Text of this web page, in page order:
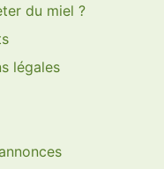
du miel ?
légales